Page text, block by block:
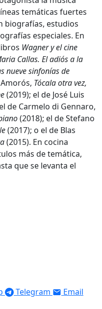
temáticas fuertes
biografías, estudios
especiales. En
Wagner y el cine
Callas. El adiós a la
nueve sinfonías de
Tócala otra vez,
(2019); el de José Luis
de Carmelo di Gennaro,
(2018); el de Stefano
(2017); o el de Blas
(2015). En cocina
más de temática,
que se levanta el
Telegram Email